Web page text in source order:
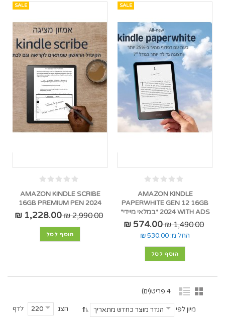
SALE
AMAZON KINDLE
PAPERWHITE GEN 12 16GB
2024 WITH ADS *במלאי מיידי*
1,490.00 ₪
574.00 ₪
החל מ: 530.00 ₪
הוסף לסל
SALE
AMAZON KINDLE SCRIBE
16GB PREMIUM PEN 2024
2,990.00 ₪
1,228.00 ₪
הוסף לסל
4 פריט(ים)
הצג 220 לדף מיון לפי הגדר מוצר כחדש מתאריך